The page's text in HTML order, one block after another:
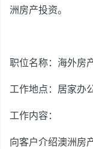
洲房产投资。
职位名称：海外房
工作地点：居家办
工作内容：
向客户介绍澳洲房